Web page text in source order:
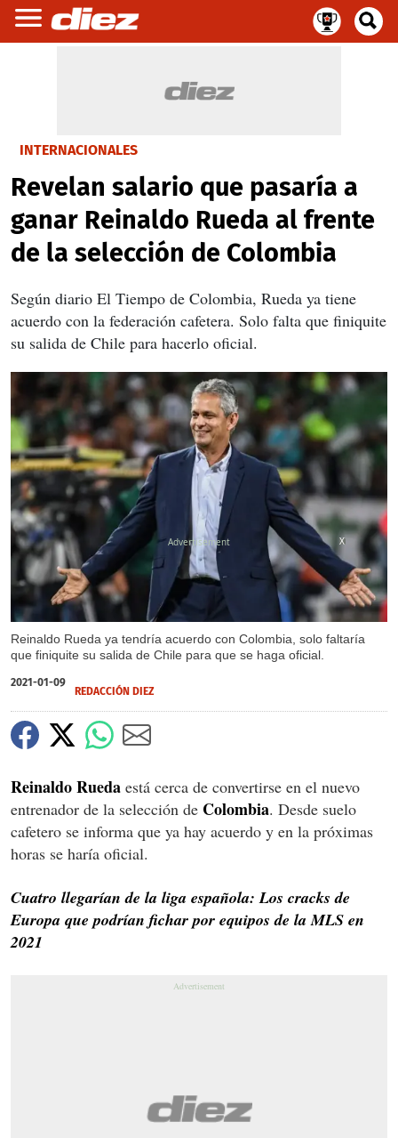
INTERNACIONALES
Revelan salario que pasaría a
ganar Reinaldo Rueda al frente
de la selección de Colombia
Según diario El Tiempo de Colombia, Rueda ya tiene
acuerdo con la federación cafetera. Solo falta que finiquite
su salida de Chile para hacerlo oficial.
Reinaldo Rueda ya tendría acuerdo con Colombia, solo faltaría
que finiquite su salida de Chile para que se haga oficial.
X
2021-01-09
REDACCIÓN DIEZ
Reinaldo Rueda está cerca de convertirse en el nuevo
entrenador de la selección de Colombia. Desde suelo
cafetero se informa que ya hay acuerdo y en la próximas
horas se haría oficial.
Cuatro llegarían de la liga española: Los cracks de
Europa que podrían fichar por equipos de la MLS en
2021